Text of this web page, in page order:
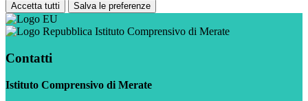
Accetta tutti Salva le preferenze
Istituto Comprensivo di Merate
Contatti
Istituto Comprensivo di Merate